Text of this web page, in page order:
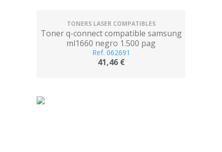
TONERS LASER COMPATIBLES
Toner q-connect compatible samsung
ml1660 negro 1.500 pag
Ref. 062691
41,46 €